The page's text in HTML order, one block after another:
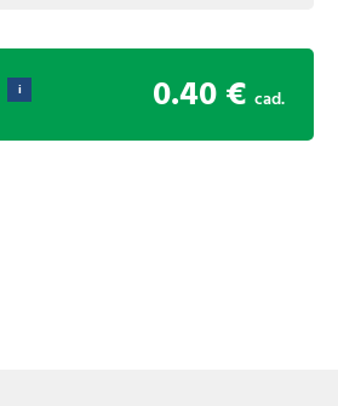
i 0.40 € cad.